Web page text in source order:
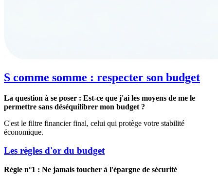
S comme somme : respecter son budget
La question à se poser : Est-ce que j'ai les moyens de me le
permettre sans déséquilibrer mon budget ?
C'est le filtre financier final, celui qui protège votre stabilité
économique.
Les règles d'or du budget
Règle n°1 : Ne jamais toucher à l'épargne de sécurité